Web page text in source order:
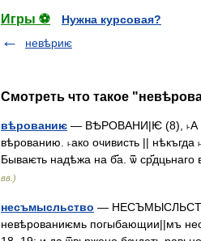
Игры ⚽
Нужна курсовая?
невѣриѥ
Смотреть что такое
вѣрованиѥ — ВѢРОВАНИ|Ѥ (8), ˫А с.
вѣрованию. ˫ако очивисть ||
Бываѥть надѣжа на б҃а. ѿ
вв.)
несъмысльство — НЕСЪМЫСЛЬСТВ|О
невѣрованиѥмь погыбающии||мъ